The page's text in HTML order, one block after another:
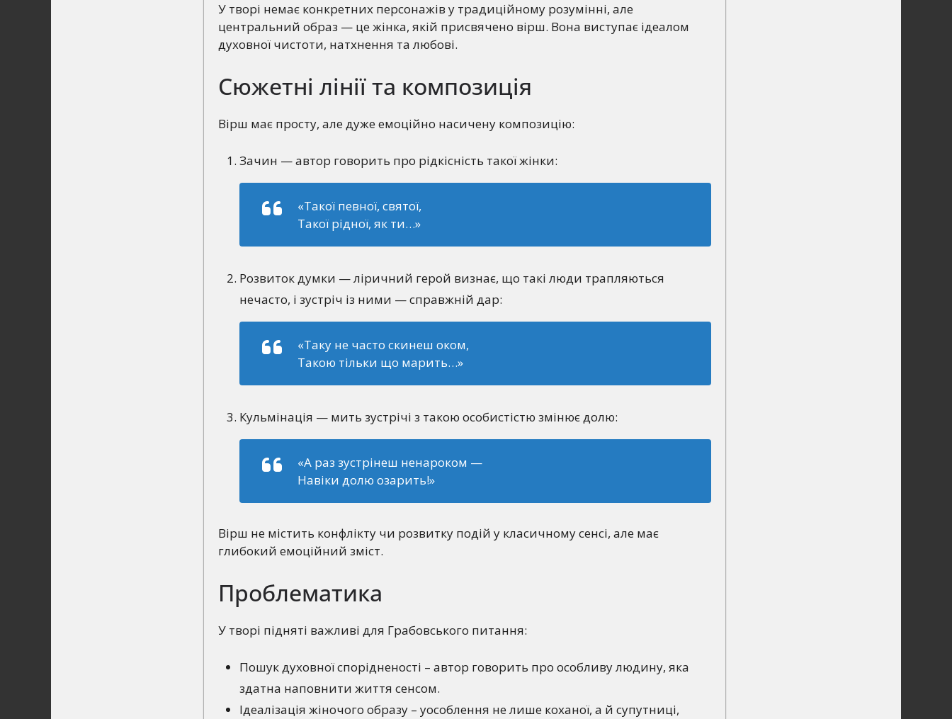
У творі немає конкретних персонажів у традиційному розумінні, але
центральний образ — це жінка, якій присвячено вірш. Вона виступає ідеалом
духовної чистоти, натхнення та любові.
Сюжетні лінії та композиція
Вірш має просту, але дуже емоційно насичену композицію:
Зачин — автор говорить про рідкісність такої жінки:
«Такої певної, святої,
Такої рідної, як ти…»
Розвиток думки — ліричний герой визнає, що такі люди трапляються
нечасто, і зустріч із ними — справжній дар:
«Таку не часто скинеш оком,
Такою тільки що марить…»
Кульмінація — мить зустрічі з такою особистістю змінює долю:
«А раз зустрінеш ненароком —
Навіки долю озарить!»
Вірш не містить конфлікту чи розвитку подій у класичному сенсі, але має
глибокий емоційний зміст.
Проблематика
У творі підняті важливі для Грабовського питання:
Пошук духовної спорідненості – автор говорить про особливу людину, яка
здатна наповнити життя сенсом.
Ідеалізація жіночого образу – уособлення не лише коханої, а й супутниці,